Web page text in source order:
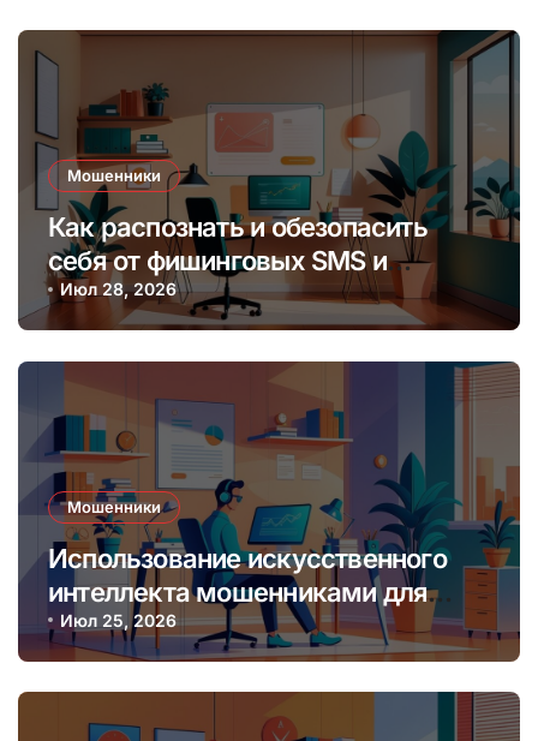
Мошенники
Как распознать и обезопасить
себя от фишинговых SMS и
мессенджеров онлайн
Июл 28, 2026
Мошенники
Использование искусственного
интеллекта мошенниками для
создания фальшивых онлайн-
лендинг-пейджей
Июл 25, 2026